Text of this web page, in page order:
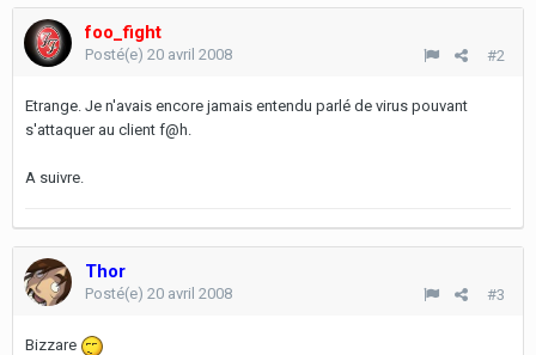
foo_fight
#2
Posté(e) 20 avril 2008
Etrange. Je n'avais encore jamais entendu parlé de virus pouvant
s'attaquer au client f@h.
A suivre.
Thor
#3
Posté(e) 20 avril 2008
Bizzare